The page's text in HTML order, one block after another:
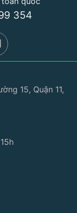
354
15, Quận 11,